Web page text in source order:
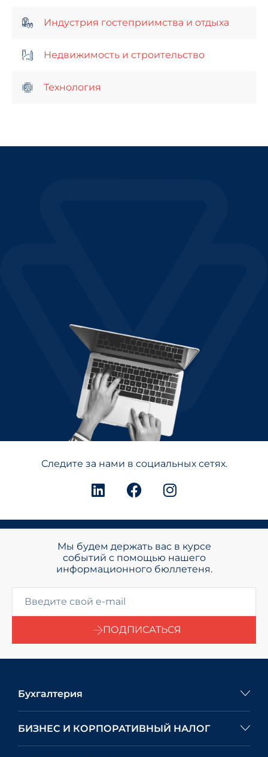
Индустрия гостеприимства и отдыха
Недвижимость и строительство
Технология
Следите за нами в социальных сетях.
Мы будем держать вас в курсе
событий с помощью нашего
информационного бюллетеня.
ПОДПИСАТЬСЯ
Бухгалтерия
БИЗНЕС И КОРПОРАТИВНЫЙ НАЛОГ